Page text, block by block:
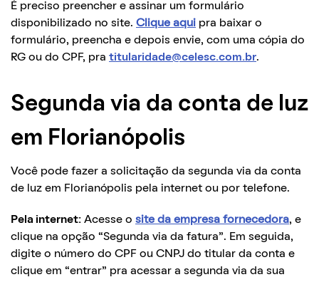
É preciso preencher e assinar um formulário
disponibilizado no site. Clique aqui pra baixar o
formulário, preencha e depois envie, com uma cópia do
RG ou do CPF, pra titularidade@celesc.com.br.
Segunda via da conta de luz
em Florianópolis
Você pode fazer a solicitação da segunda via da conta
de luz em Florianópolis pela internet ou por telefone.
Pela internet: Acesse o site da empresa fornecedora, e
clique na opção “Segunda via da fatura”. Em seguida,
digite o número do CPF ou CNPJ do titular da conta e
clique em “entrar” pra acessar a segunda via da sua